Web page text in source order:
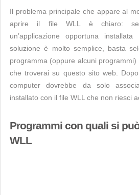
Il problema principale che appare al
aprire il file WLL è chiaro:
un’applicazione opportuna
soluzione è molto semplice, basta
programma (oppure alcuni programmi)
che troverai su questo sito web.
computer dovrebbe da solo
installato con il file WLL che non riesci
Programmi con quali si
WLL